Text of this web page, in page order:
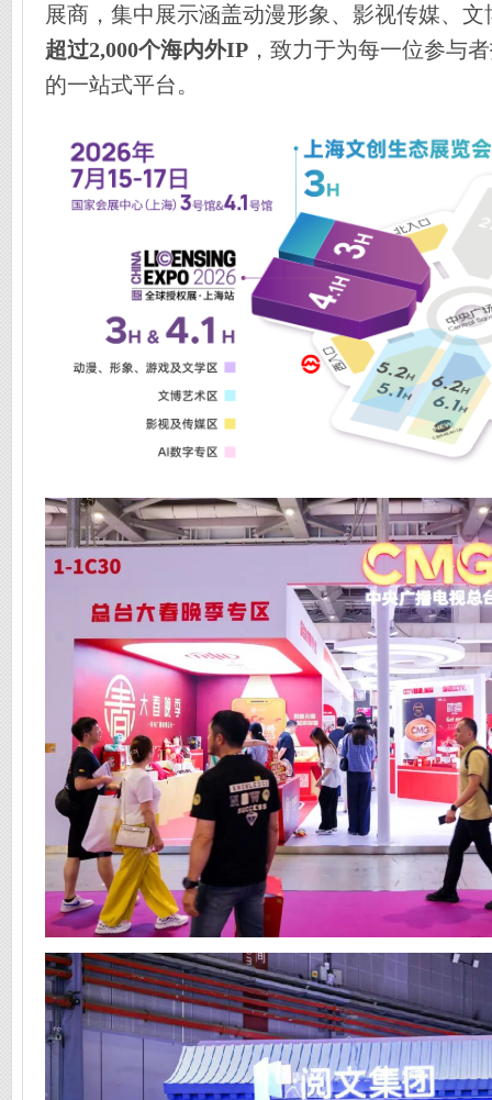
展商，集中展示涵盖动漫形象、影视传媒、
超过2,000个海内外IP ，致力于为每一位参与
的一站式平台。